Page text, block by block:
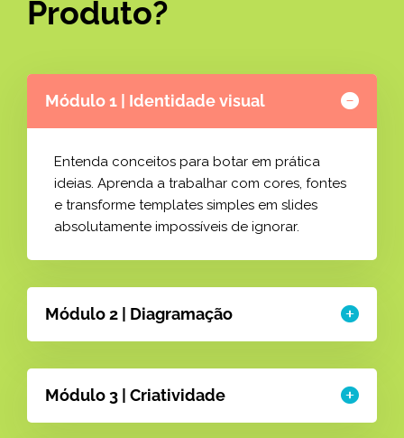
Produto?
Módulo 1 | Identidade visual
Entenda conceitos para botar em prática
ideias. Aprenda a trabalhar com cores, fontes
e transforme templates simples em slides
absolutamente impossíveis de ignorar.
Módulo 2 | Diagramação
Módulo 3 | Criatividade